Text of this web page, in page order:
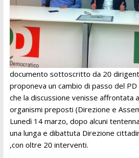
documento sottoscritto da 20
proponeva un cambio di passo del
che la discussione venisse affrontata
organismi preposti (Direzione e
Lunedì 14 marzo, dopo alcuni
una lunga e dibattuta Direzione
,con oltre 20 interventi.